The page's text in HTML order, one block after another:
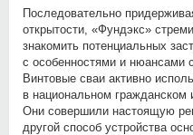
Последовательно
открытости, «Фундэкс»
знакомить потенциальных
с особенностями и нюансами
Винтовые сваи активно
в национальном
Они совершили настоящую
другой способ устройства